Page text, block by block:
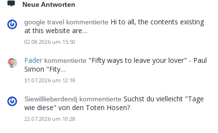
Neue Antworten
google travel kommentierte Hi to all, the contents existing
at this website are…
02.08.2026 um 15:50
Fader kommentierte "Fifty ways to leave your lover" - Paul
Simon "Fity…
31.07.2026 um 12:18
Siewilllieberdendj kommentierte Suchst du vielleicht "Tage
wie diese" von den Toten Hosen?
22.07.2026 um 10:28